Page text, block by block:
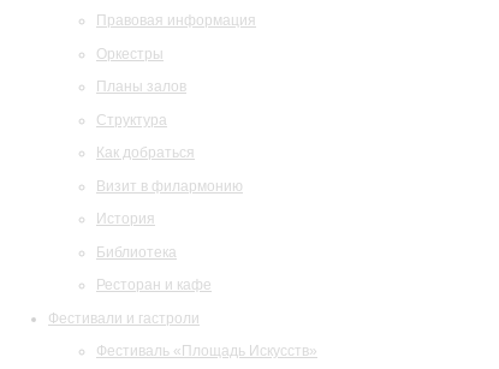
Правовая информация
Оркестры
Планы залов
Структура
Как добраться
Визит в филармонию
История
Библиотека
Ресторан и кафе
Фестивали и гастроли
Фестиваль «Площадь Искусств»